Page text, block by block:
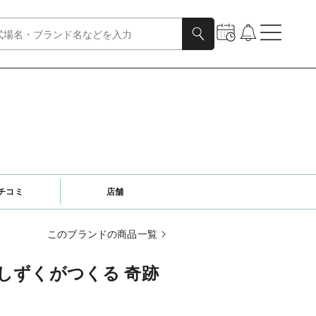
コミ 店舗
このブランドの商品一覧
ずくがつくる 奇跡